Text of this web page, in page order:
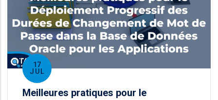
17
JUL
Meilleures pratiques pour le